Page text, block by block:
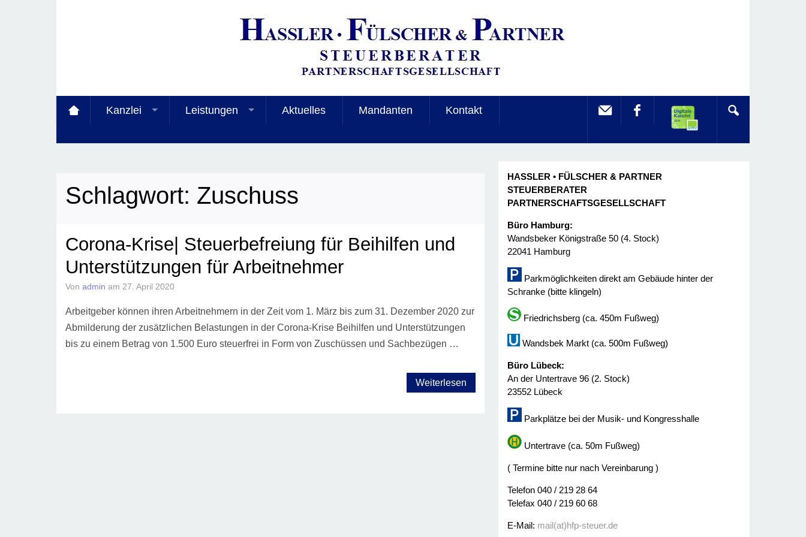
Kanzlei Leistungen Aktuelles Mandanten Kontakt
Schlagwort: Zuschuss
Corona-Krise| Steuerbefreiung für Beihilfen und
Unterstützungen für Arbeitnehmer
Von admin am 27. April 2020
Arbeitgeber können ihren Arbeitnehmern in der Zeit vom 1. März bis zum 31. Dezember 2020 zur
Abmilderung der zusätzlichen Belastungen in der Corona-Krise Beihilfen und Unterstützungen
bis zu einem Betrag von 1.500 Euro steuerfrei in Form von Zuschüssen und Sachbezügen …
Weiterlesen
HASSLER • FÜLSCHER & PARTNER
STEUERBERATER
PARTNERSCHAFTSGESELLSCHAFT
Büro Hamburg:
Wandsbeker Königstraße 50 (4. Stock)
22041 Hamburg
Parkmöglichkeiten direkt am Gebäude hinter der
Schranke (bitte klingeln)
Friedrichsberg (ca. 450m Fußweg)
Wandsbek Markt (ca. 500m Fußweg)
Büro Lübeck:
An der Untertrave 96 (2. Stock)
23552 Lübeck
Parkplätze bei der Musik- und Kongresshalle
Untertrave (ca. 50m Fußweg)
( Termine bitte nur nach Vereinbarung )
Telefon 040 / 219 28 64
Telefax 040 / 219 60 68
E-Mail: mail(at)hfp-steuer.de